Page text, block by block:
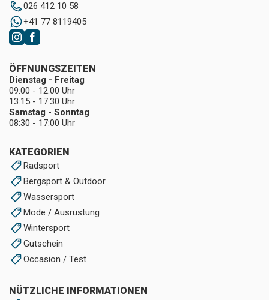
026 412 10 58
+41 77 8119405
KATEGORIEN
Radsport
Bergsport & Outdoor
Wassersport
Mode / Ausrüstung
Wintersport
Gutschein
Occasion / Test
NÜTZLICHE INFORMATIONEN
ÖFFNUNGSZEITEN
Dienstag - Freitag
09:00 - 12:00 Uhr
13:15 - 17:30 Uhr
Samstag - Sonntag
08:30 - 17:00 Uhr